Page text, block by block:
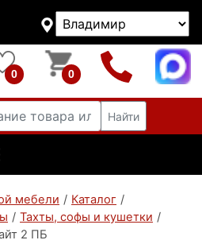
0 0
Найти
мебели / Каталог /
/ Тахты, софы и кушетки /
2 ПБ